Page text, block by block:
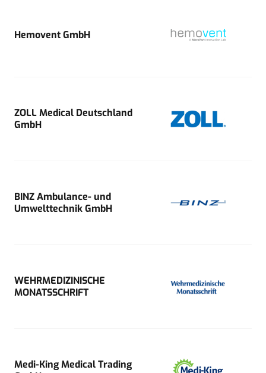
Hemovent GmbH
ZOLL Medical Deutschland
GmbH
BINZ Ambulance- und
Umwelttechnik GmbH
WEHRMEDIZINISCHE
MONATSSCHRIFT
Medi-King Medical Trading